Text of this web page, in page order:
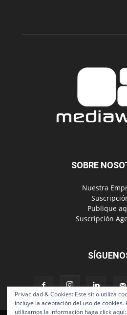
SOBRE
Nuestra
Publique
Suscripción
Privacidad & Cookies: Este sitio utiliza
incluye la aceptación del uso de
utilizamos la información haga click aquí: